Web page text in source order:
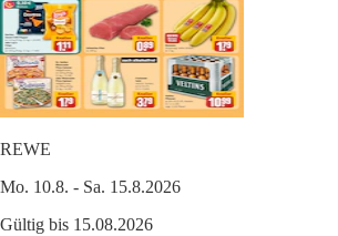
REWE
Mo. 10.8. - Sa. 15.8.2026
Gültig bis 15.08.2026